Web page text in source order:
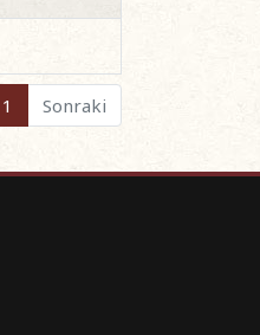
1 Sonraki